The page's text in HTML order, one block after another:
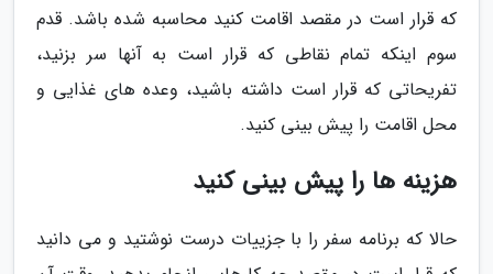
که قرار است در مقصد اقامت کنید محاسبه شده باشد. قدم
سوم اینکه تمام نقاطی که قرار است به آنها سر بزنید،
تفریحاتی که قرار است داشته باشید، وعده های غذایی و
محل اقامت را پیش بینی کنید.
هزینه ها را پیش بینی کنید
حالا که برنامه سفر را با جزییات درست نوشتید و می دانید